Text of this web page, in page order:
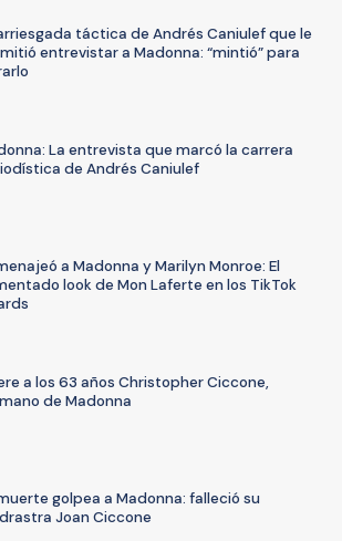
táctica de Andrés Caniulef que le
entrevistar a Madonna: “mintió” para
La entrevista que marcó la carrera
de Andrés Caniulef
a Madonna y Marilyn Monroe: El
look de Mon Laferte en los TikTok
a los 63 años Christopher Ciccone,
de Madonna
golpea a Madonna: falleció su
Joan Ciccone